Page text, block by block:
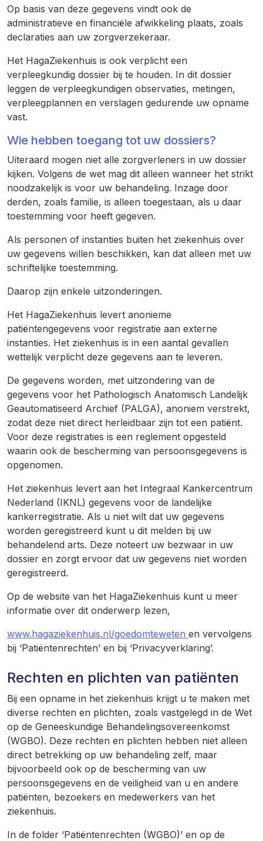
Op basis van deze gegevens vindt ook de
administratieve en financiële afwikkeling plaats, zoals
declaraties aan uw zorgverzekeraar.
Het HagaZiekenhuis is ook verplicht een
verpleegkundig dossier bij te houden. In dit dossier
leggen de verpleegkundigen observaties, metingen,
verpleegplannen en verslagen gedurende uw opname
vast.
Wie hebben toegang tot uw dossiers?
Uiteraard mogen niet alle zorgverleners in uw dossier
kijken. Volgens de wet mag dit alleen wanneer het strikt
noodzakelijk is voor uw behandeling. Inzage door
derden, zoals familie, is alleen toegestaan, als u daar
toestemming voor heeft gegeven.
Als personen of instanties buiten het ziekenhuis over
uw gegevens willen beschikken, kan dat alleen met uw
schriftelijke toestemming.
Daarop zijn enkele uitzonderingen.
Het HagaZiekenhuis levert anonieme
patiëntengegevens voor registratie aan externe
instanties. Het ziekenhuis is in een aantal gevallen
wettelijk verplicht deze gegevens aan te leveren.
De gegevens worden, met uitzondering van de
gegevens voor het Pathologisch Anatomisch Landelijk
Geautomatiseerd Archief (PALGA), anoniem verstrekt,
zodat deze niet direct herleidbaar zijn tot een patiënt.
Voor deze registraties is een reglement opgesteld
waarin ook de bescherming van persoonsgegevens is
opgenomen.
Het ziekenhuis levert aan het Integraal Kankercentrum
Nederland (IKNL) gegevens voor de landelijke
kankerregistratie. Als u niet wilt dat uw gegevens
worden geregistreerd kunt u dit melden bij uw
behandelend arts. Deze noteert uw bezwaar in uw
dossier en zorgt ervoor dat uw gegevens niet worden
geregistreerd.
Op de website van het HagaZiekenhuis kunt u meer
informatie over dit onderwerp lezen,
www.hagaziekenhuis.nl/goedomteweten en vervolgens
bij ‘Patiëntenrechten’ en bij ‘Privacyverklaring’.
Rechten en plichten van patiënten
Bij een opname in het ziekenhuis krijgt u te maken met
diverse rechten en plichten, zoals vastgelegd in de Wet
op de Geneeskundige Behandelingsovereenkomst
(WGBO). Deze rechten en plichten hebben niet alleen
direct betrekking op uw behandeling zelf, maar
bijvoorbeeld ook op de bescherming van uw
persoonsgegevens en de veiligheid van u en andere
patiënten, bezoekers en medewerkers van het
ziekenhuis.
In de folder ‘Patiëntenrechten (WGBO)’ en op de